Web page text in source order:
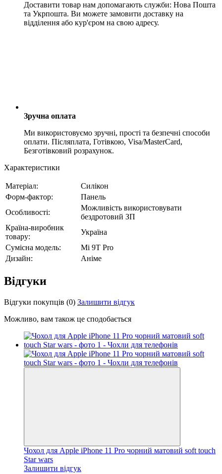
Доставити товар нам допомагають служби: Нова Пошта
та Укрпошта. Ви можете замовити доставку на
відділення або кур'єром на свою адресу.
Зручна оплата
Ми використовуємо зручні, прості та безпечні способи
оплати. Післяплата, Готівкою, Visa/MasterCard,
Безготівковий розрахунок.
Характеристики
Матеріал:
Силікон
Форм-фактор:
Панель
Особливості:
Можливість використовувати
бездротовий ЗП
Країна-виробник
товару:
Україна
Сумісна модель:
Mi 9T Pro
Дизайн:
Аніме
Відгуки
Відгуки покупців (0) Залишити відгук
Можливо, вам також це сподобається
Чохол для Apple iPhone 11 Pro чорний матовий soft touch
Star wars
Залишити відгук